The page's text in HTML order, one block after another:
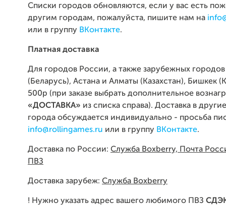
Списки городов обновляются, если у вас есть
другим городам, пожалуйста, пишите нам на
или в группу ВКонтакте.
Платная доставка
Для городов России, а также зарубежных
(Беларусь), Астана и Алматы (Казахстан), Бишкек
500р (при заказе выбрать дополнительное
«ДОСТАВКА» из списка справа). Доставка в
города обсуждается индивидуально - просьба
info@rollingames.ru или в группу ВКонтакте.
Доставка по России: Служба Boxberry, Почта
ПВЗ
Доставка зарубеж: Служба Boxberry
! Нужно указать адрес вашего любимого ПВЗ